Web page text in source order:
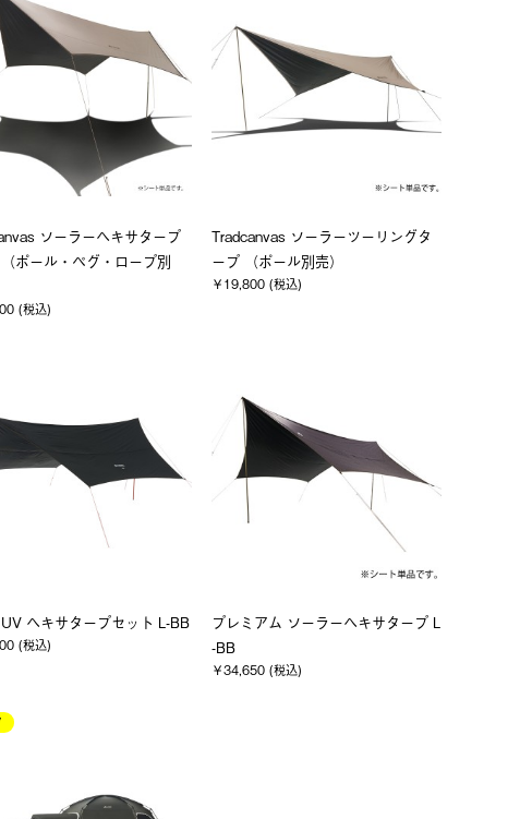
ソーラーヘキサタープ
ポール・ペグ・ロープ別
(税込)
Tradcanvas ソーラーツーリングタ
ープ （ポール別売）
￥19,800 (税込)
ヘキサタープセット L-BB
(税込)
プレミアム ソーラーヘキサタープ L
-BB
￥34,650 (税込)